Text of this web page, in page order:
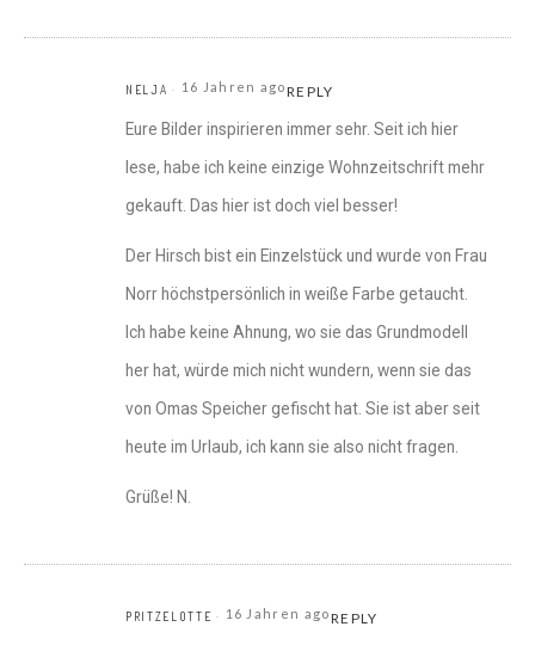
NELJA 16 Jahren agoREPLY
Eure Bilder inspirieren immer sehr. Seit ich hier
lese, habe ich keine einzige Wohnzeitschrift mehr
gekauft. Das hier ist doch viel besser!
Der Hirsch bist ein Einzelstück und wurde von Frau
Norr höchstpersönlich in weiße Farbe getaucht.
Ich habe keine Ahnung, wo sie das Grundmodell
her hat, würde mich nicht wundern, wenn sie das
von Omas Speicher gefischt hat. Sie ist aber seit
heute im Urlaub, ich kann sie also nicht fragen.
Grüße! N.
PRITZELOTTE 16 Jahren agoREPLY